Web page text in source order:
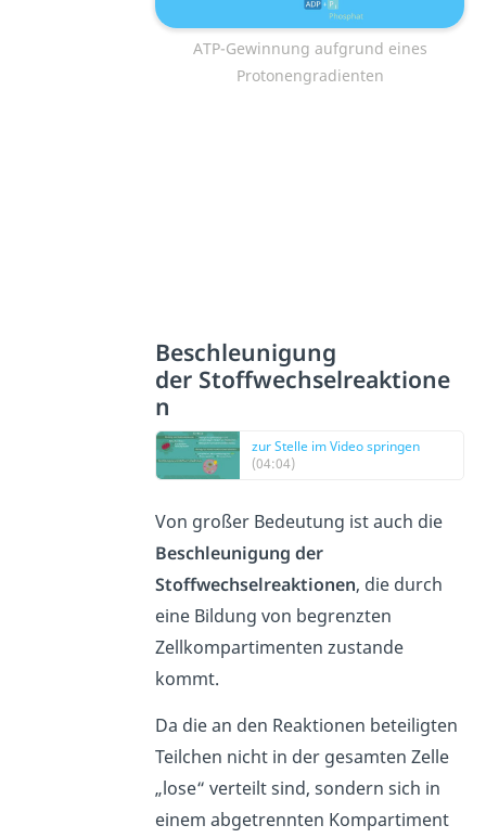
ATP-Gewinnung aufgrund eines
Protonengradienten
Beschleunigung
der Stoffwechselreaktione
n
zur Stelle im Video springen
(04:04)
Von großer Bedeutung ist auch die
Beschleunigung der
Stoffwechselreaktionen, die durch
eine Bildung von begrenzten
Zellkompartimenten zustande
kommt.
Da die an den Reaktionen beteiligten
Teilchen nicht in der gesamten Zelle
„lose“ verteilt sind, sondern sich in
einem abgetrennten Kompartiment